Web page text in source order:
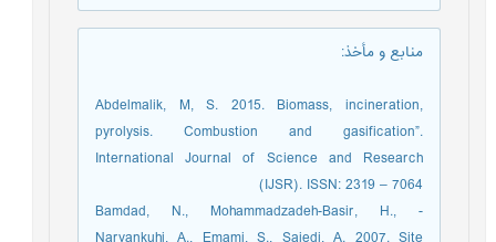
منابع و مأخذ:
Abdelmalik, M, S. 2015. Biomass, incineration,
pyrolysis. Combustion and gasification”.
International Journal of Science and Research
(IJSR). ISSN: 2319 – 7064
- Bamdad, N., Mohammadzadeh-Basir, H.,